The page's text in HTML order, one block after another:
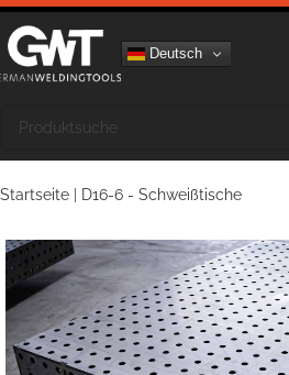
Deutsch
Startseite D16-6 - Schweißtische